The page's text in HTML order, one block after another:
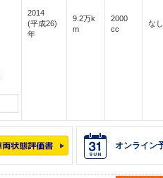
2014
(平成26)
年
9.2万k
m
2000
cc
なし
オンライン